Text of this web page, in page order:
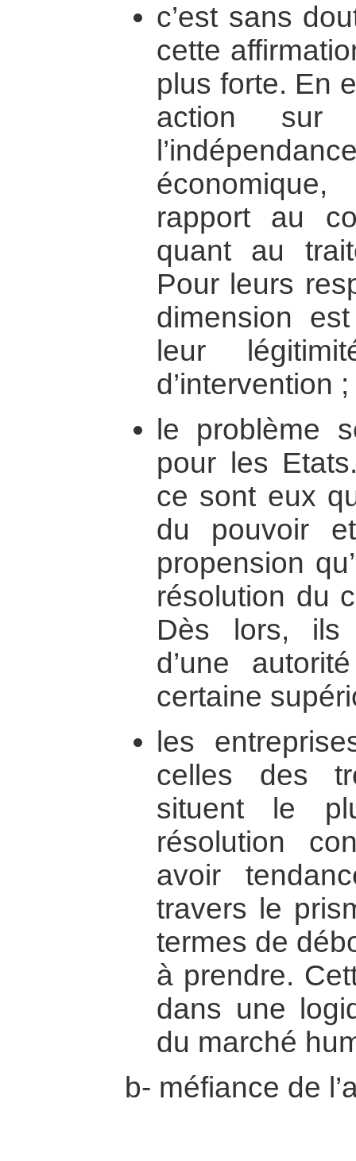
c’est sans
cette
plus forte. En
action sur
rapport au
quant au
Pour leurs
dimension
leur
d’intervention ;
le problème
pour les
ce sont eux
du pouvoir
propension
résolution du
Dès lors, ils
d’une
certaine
les
celles des
situent le
résolution
avoir
travers le
termes de
à prendre.
dans une
du marché
b- méfiance de